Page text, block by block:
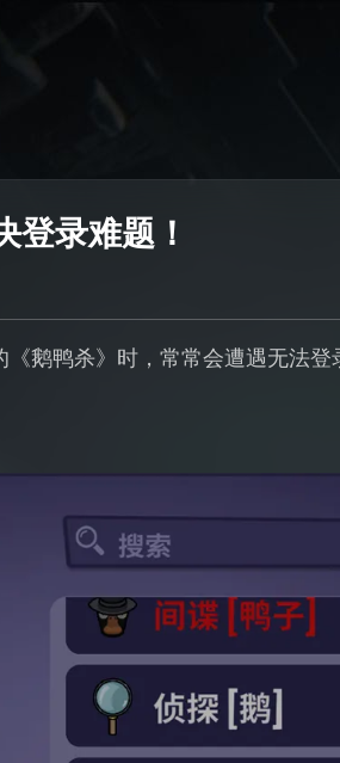
登录难题！
鹅鸭杀》时，常常会遭遇无法